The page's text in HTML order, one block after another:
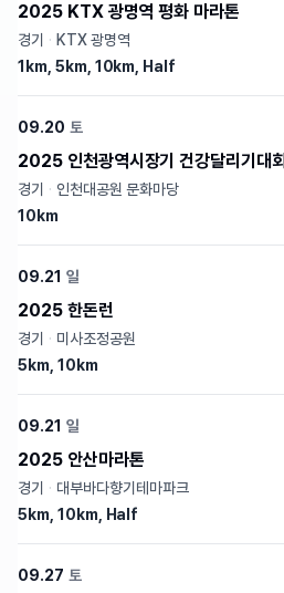
2025 KTX 광명역 평화 마라톤
경기 · KTX 광명역
1km, 5km, 10km, Half
09.20 토
2025 인천광역시장기 건강달리기대회
경기 · 인천대공원 문화마당
10km
09.21 일
2025 한돈런
경기 · 미사조정공원
5km, 10km
09.21 일
2025 안산마라톤
경기 · 대부바다향기테마파크
5km, 10km, Half
09.27 토